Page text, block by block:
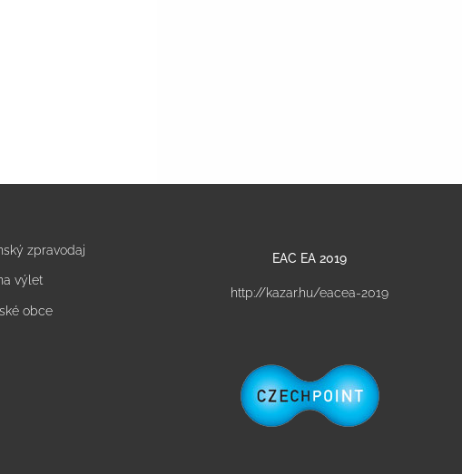
zpravodaj
výlet
obce
EAC EA 2019
http://kazar.hu/eacea-2019